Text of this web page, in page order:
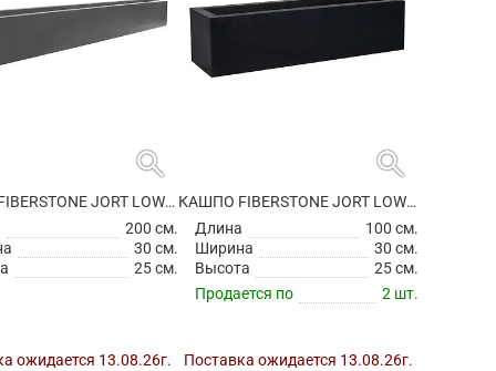
search
КАШПО FIBERSTONE JORT LOW M GREY
200 см.
30 см.
25 см.
ожидается 13.08.26г.
search
КАШПО FIBERSTONE JORT LOW S BLACK
Длина
100 см.
Ширина
30 см.
Высота
25 см.
Продается по
2 шт.
Поставка ожидается 13.08.26г.